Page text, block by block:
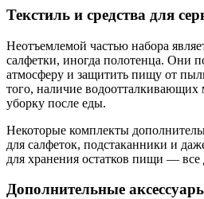
Текстиль и средства для
Неотъемлемой частью набора
салфетки, иногда полотенца. Они
атмосферу и защитить пищу от
того, наличие водоотталкивающих
уборку после еды.
Некоторые комплекты
для салфеток, подстаканники и
для хранения остатков пищи — все
Дополнительные